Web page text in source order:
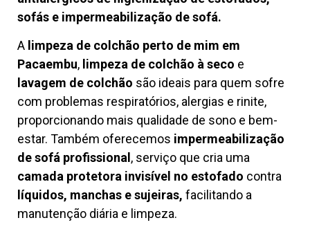
sofás e impermeabilização de sofá.
A limpeza de colchão perto de mim em
Pacaembu, limpeza de colchão à seco e
lavagem de colchão são ideais para quem sofre
com problemas respiratórios, alergias e rinite,
proporcionando mais qualidade de sono e bem-
estar. Também oferecemos impermeabilização
de sofá profissional , serviço que cria uma
camada protetora invisível no estofado contra
líquidos, manchas e sujeiras, facilitando a
manutenção diária e limpeza.